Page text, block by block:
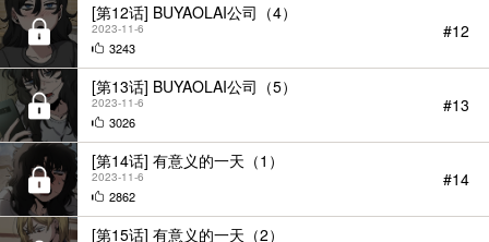
[第12话] BUYAOLAI公司（4）
2023-11-6
3243
#12
[第13话] BUYAOLAI公司（5）
2023-11-6
3026
#13
[第14话] 有意义的一天（1）
2023-11-6
2862
#14
[第15话] 有意义的一天（2）